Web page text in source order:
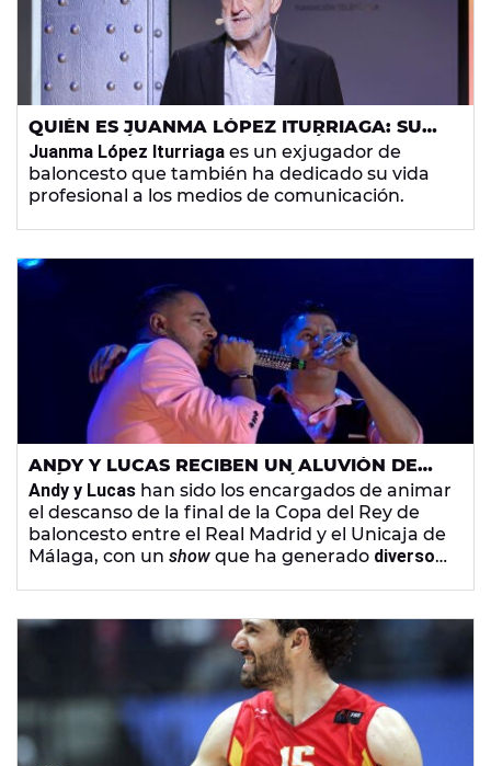
QUIÉN ES JUANMA LÓPEZ ITURRIAGA: SU
EDAD, CUÁNTO MIDE Y SUS MÉRITOS EN EL
BALONCESTO
Juanma López Iturriaga es un exjugador de
baloncesto que también ha dedicado su vida
profesional a los medios de comunicación.
ANDY Y LUCAS RECIBEN UN ALUVIÓN DE
CRÍTICAS POR SU ACTUACIÓN EN LA COPA
DEL REY DE BALONCESTO
Andy y Lucas han sido los encargados de animar
el descanso de la final de la Copa del Rey de
baloncesto entre el Real Madrid y el Unicaja de
Málaga, con un show que ha generado diversos